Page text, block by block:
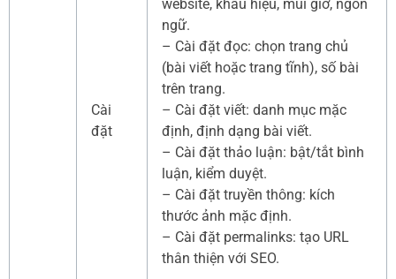
Cài
đặt
website, khẩu hiệu, múi giờ, ngôn
ngữ.
– Cài đặt đọc: chọn trang chủ
(bài viết hoặc trang tĩnh), số bài
trên trang.
– Cài đặt viết: danh mục mặc
định, định dạng bài viết.
– Cài đặt thảo luận: bật/tắt bình
luận, kiểm duyệt.
– Cài đặt truyền thông: kích
thước ảnh mặc định.
– Cài đặt permalinks: tạo URL
thân thiện với SEO.